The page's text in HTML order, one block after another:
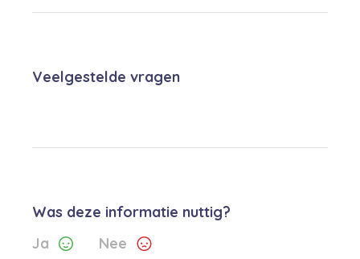
Veelgestelde vragen
Was deze informatie nuttig?
Ja
Nee